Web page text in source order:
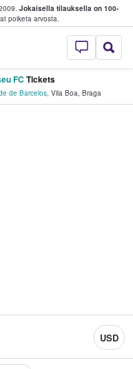
Jokaisella tilauksella on 100-
poiketa arvosta.
StubHub -
FC Tickets
de Barcelos, Vila Boa, Braga
USD